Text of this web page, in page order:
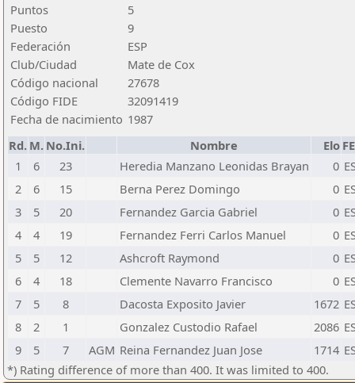
Puntos
5
Puesto
9
Federación
ESP
Club/Ciudad
Mate de Cox
Código nacional
27678
Código FIDE
32091419
Fecha de nacimiento 1987
Rd. M. No.Ini. Nombre Elo
1
6 23 Heredia Manzano Leonidas Brayan 0
2
6 15 Berna Perez Domingo 0
3
5 20 Fernandez Garcia Gabriel 0
4
4 19 Fernandez Ferri Carlos Manuel 0
5
5 12 Ashcroft Raymond 0
6
4 18 Clemente Navarro Francisco 0
7
5 8 Dacosta Exposito Javier 1672
8
2 1 Gonzalez Custodio Rafael 2086
9
5 7 AGM Reina Fernandez Juan Jose 1714
*) Rating difference of more than 400. It was limited to 400.